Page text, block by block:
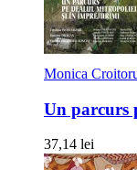
Monica
Un parcurs
37,14 lei